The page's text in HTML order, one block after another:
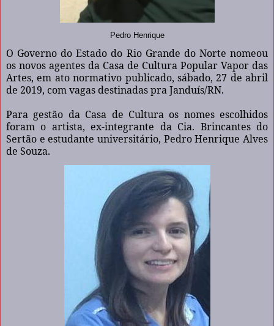
Pedro Henrique
O Governo do Estado do Rio Grande do Norte nomeou
os novos agentes da Casa de Cultura Popular Vapor das
Artes, em ato normativo publicado, sábado, 27 de abril
de 2019, com vagas destinadas pra Janduís/RN.
Para gestão da Casa de Cultura os nomes escolhidos
foram o artista, ex-integrante da Cia. Brincantes do
Sertão e estudante universitário, Pedro Henrique Alves
de Souza.